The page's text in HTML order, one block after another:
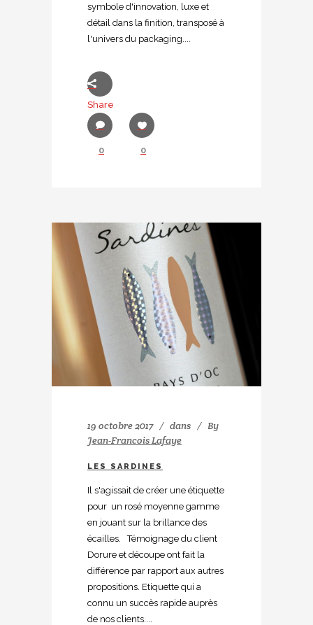
symbole d'innovation, luxe et
détail dans la finition, transposé à
l'univers du packaging....
Share
0 0
19 octobre 2017 dans
By
Jean-Francois Lafaye
LES SARDINES
Il s'agissait de créer une étiquette
pour un rosé moyenne gamme
en jouant sur la brillance des
écailles. Témoignage du client
Dorure et découpe ont fait la
différence par rapport aux autres
propositions. Etiquette qui a
connu un succès rapide auprès
de nos clients....